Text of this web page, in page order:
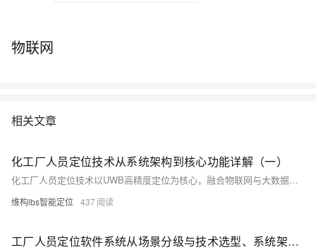
物联网
相关文章
化工厂人员定位技术从系统架构到核心功能详解（一）
化工厂人员定位技术以UWB高精度定位为核心，融合物联网与大数据，构建五层系统架构，实现人员实时定位、电子围栏预警、一键SOS报警及应急联动，提升高危区域安全管控与应急响应能力。如果您想进一步了解定位的案例，欢迎关注、评论留言~也可搜索lbs智能定位。
维构lbs智能定位 437
工厂人员定位软件系统从场景分级与技术选型、系统架构到核心功能详解（一）